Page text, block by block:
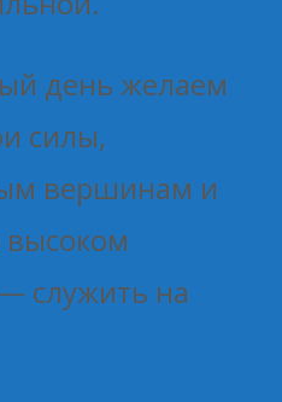
день желаем
силы,
вершинам и
высоком
служить на